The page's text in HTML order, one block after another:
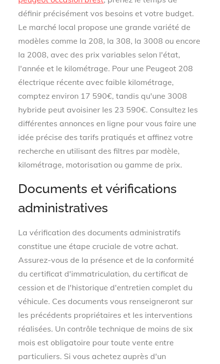
définir précisément vos besoins et votre budget.
Le marché local propose une grande variété de
modèles comme la 208, la 308, la 3008 ou encore
la 2008, avec des prix variables selon l'état,
l'année et le kilométrage. Pour une Peugeot 208
électrique récente avec faible kilométrage,
comptez environ 17 590€, tandis qu'une 3008
hybride peut avoisiner les 23 590€. Consultez les
différentes annonces en ligne pour vous faire une
idée précise des tarifs pratiqués et affinez votre
recherche en utilisant des filtres par modèle,
kilométrage, motorisation ou gamme de prix.
Documents et vérifications
administratives
La vérification des documents administratifs
constitue une étape cruciale de votre achat.
Assurez-vous de la présence et de la conformité
du certificat d'immatriculation, du certificat de
cession et de l'historique d'entretien complet du
véhicule. Ces documents vous renseigneront sur
les précédents propriétaires et les interventions
réalisées. Un contrôle technique de moins de six
mois est obligatoire pour toute vente entre
particuliers. Si vous achetez auprès d'un